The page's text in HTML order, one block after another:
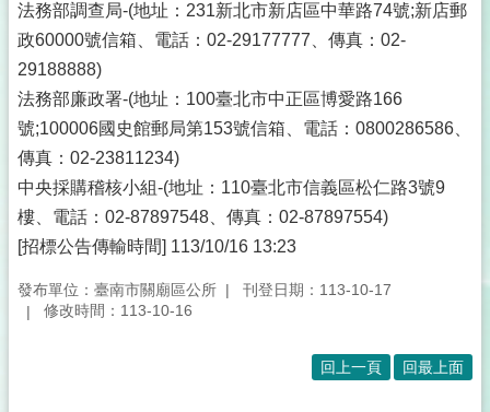
法務部調查局-(地址：231新北市新店區中華路74號;新店郵
政60000號信箱、電話：02-29177777、傳真：02-
29188888)
法務部廉政署-(地址：100臺北市中正區博愛路166
號;100006國史館郵局第153號信箱、電話：0800286586、
傳真：02-23811234)
中央採購稽核小組-(地址：110臺北市信義區松仁路3號9
樓、電話：02-87897548、傳真：02-87897554)
[招標公告傳輸時間] 113/10/16 13:23
發布單位：臺南市關廟區公所
刊登日期：113-10-17
修改時間：113-10-16
回上一頁 回最上面